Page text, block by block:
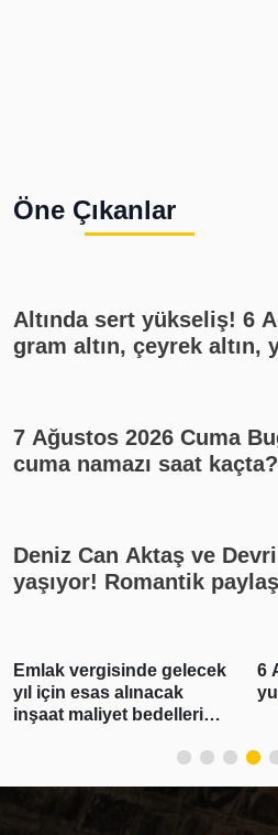
Öne Çıkanlar
Altında sert yükseliş! 6 Ağustos Perşembe
gram altın, çeyrek altın,
7 Ağustos 2026 Cuma
cuma namazı saat
Deniz Can Aktaş ve
yaşıyor! Romantik
Emlak vergisinde gelecek
yıl için esas alınacak
inşaat maliyet bedelleri
6